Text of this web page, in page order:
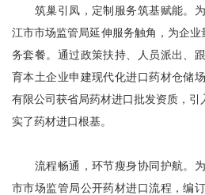
筑巢引凤，定制服务筑基赋能。为
江市市场监管局延伸服务触角，为企业
务套餐。通过政策扶持、人员派出、
育本土企业申建现代化进口药材仓储
有限公司获省局药材进口批发资质，引
实了药材进口根基。
流程畅通，环节瘦身协同护航。为
市市场监管局公开药材进口流程，编